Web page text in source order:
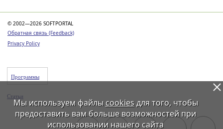
© 2002—2026 SOFTPORTAL
Обратная связь (Feedback)
Privacy Policy
Программы
Статьи
Мы используем файлы cookiesдля того, чтобы
предоставить вам больше возможностей при
использовании нашего сайта